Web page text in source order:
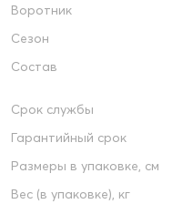
Воротник
Сезон
Состав
Срок службы
Гарантийный срок
Размеры в упаковке, см
Вес (в упаковке), кг